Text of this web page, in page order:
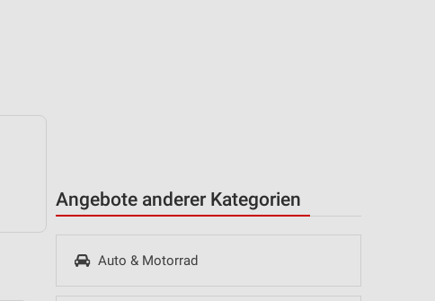
Angebote anderer Kategorien
Auto & Motorrad